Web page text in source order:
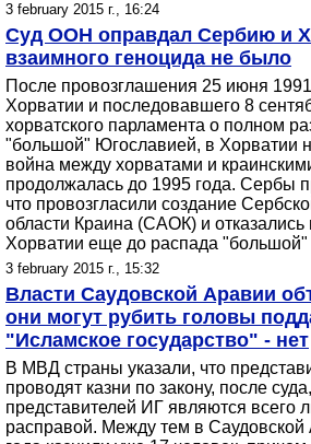
3 february 2015 г., 16:24
Суд ООН оправдал Сербию и
взаимного геноцида не было
После провозглашения 25 июня
Хорватии и последовавшего 8
хорватского парламента о полном
"большой" Югославией, в Хорватии
война между хорватами и
продолжалась до 1995 года. Сербы
что провозгласили создание
области Краина (САОК) и отказались
Хорватии еще до распада
3 february 2015 г., 15:32
Власти Саудовской Аравии
они могут рубить головы
"Исламское государство" - нет
В МВД страны указали, что
проводят казни по закону, после
представителей ИГ являются всего
расправой. Между тем в Саудовской